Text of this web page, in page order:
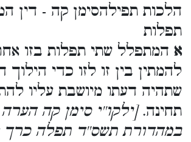
הלכות תפילהסימן קה - דין
תפלות
א המתפלל שתי תפלות בזו
להמתין בין זו לזו כדי הילוך
שתהיה דעתו מיושבת עליו
תחינה.[ילקו''י סימן קה
במהדורת תשס''ד תפלה כרך